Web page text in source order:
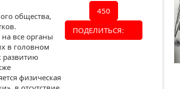
общества,
все органы
в головном
развитию
физическая
450
ПОДЕЛИТЬСЯ: